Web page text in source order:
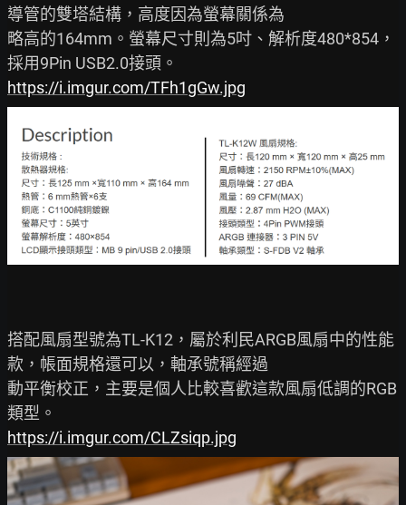
導管的雙塔結構，高度因為螢幕關係為
略高的164mm。螢幕尺寸則為5吋、解析度480*854，
https://i.imgur.com/TFh1gGw.jpg
搭配風扇型號為TL-K12，屬於利民ARGB風扇中的性能
款，帳面規格還可以，軸承號稱經過
動平衡校正，主要是個人比較喜歡這款風扇低調的RGB
https://i.imgur.com/CLZsiqp.jpg